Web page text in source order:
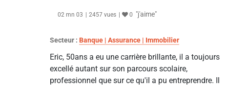
02 mn 03 2457 vues 0 "j'aime"
Secteur : Banque | Assurance | Immobilier
Eric, 50ans a eu une carrière brillante, il a toujours
excellé autant sur son parcours scolaire,
professionnel que sur ce qu'il a pu entreprendre. Il